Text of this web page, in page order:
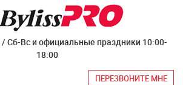
Сб-Вс и официальные праздники 10:00-
18:00
ПЕРЕЗВОНИТЕ МНЕ